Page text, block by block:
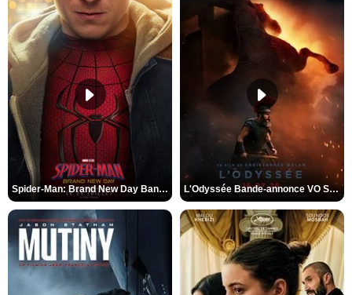
Spider-Man: Brand New Day Bande-annonce VO STFR L'Odyssée Bande-annonce VO STFR